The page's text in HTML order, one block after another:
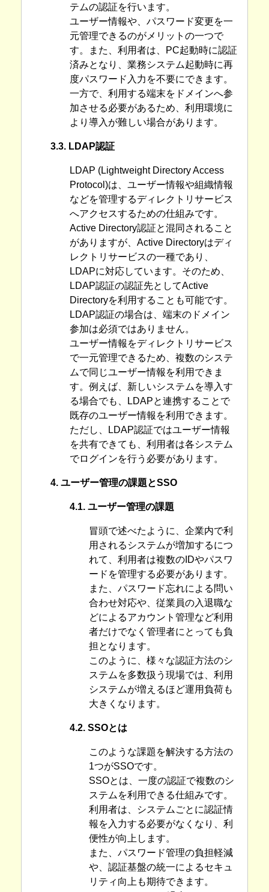
テムの認証を行います。
ユーザー情報や、パスワード変更を一
元管理できるのがメリットの一つで
す。また、利用者は、PC起動時に認証
済みとなり、業務システム起動時に再
度パスワード入力を不要にできます。
一方で、利用する端末をドメインへ参
加させる必要があるため、利用環境に
より導入が難しい場合があります。
3.3. LDAP認証
LDAP (Lightweight Directory Access
Protocol)は、ユーザー情報や組織情報
などを管理するディレクトリサービス
へアクセスするための仕組みです。
Active Directory認証と混同されること
がありますが、Active Directoryはディ
レクトリサービスの一種であり、
LDAPに対応しています。そのため、
LDAP認証の認証先としてActive
Directoryを利用することも可能です。
LDAP認証の場合は、端末のドメイン
参加は必須ではありません。
ユーザー情報をディレクトリサービス
で一元管理できるため、複数のシステ
ムで同じユーザー情報を利用できま
す。例えば、新しいシステムを導入す
る場合でも、LDAPと連携することで
既存のユーザー情報を利用できます。
ただし、LDAP認証ではユーザー情報
を共有できても、利用者は各システム
でログインを行う必要があります。
4. ユーザー管理の課題とSSO
4.1. ユーザー管理の課題
冒頭で述べたように、企業内で利
用されるシステムが増加するにつ
れて、利用者は複数のIDやパスワ
ードを管理する必要があります。
また、パスワード忘れによる問い
合わせ対応や、従業員の入退職な
どによるアカウント管理など利用
者だけでなく管理者にとっても負
担となります。
このように、様々な認証方法のシ
ステムを多数扱う現場では、利用
システムが増えるほど運用負荷も
大きくなります。
4.2. SSOとは
このような課題を解決する方法の
1つがSSOです。
SSOとは、一度の認証で複数のシ
ステムを利用できる仕組みです。
利用者は、システムごとに認証情
報を入力する必要がなくなり、利
便性が向上します。
また、パスワード管理の負担軽減
や、認証基盤の統一によるセキュ
リティ向上も期待できます。